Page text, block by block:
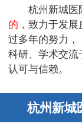
杭州新城医
的， 致力于发展
过多年的努力，
科研、学术交流
认可与信赖。
杭州新城